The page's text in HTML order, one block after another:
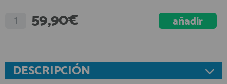
59,90€
DESCRIPCIÓN